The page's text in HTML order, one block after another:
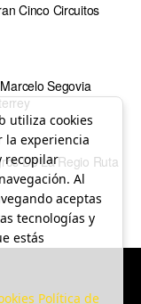
Cinco Circuitos
Segovia
De La Regio Ruta
utiliza cookies
la experiencia
recopilar
Al
aceptas
tecnologías y
estás
Política de